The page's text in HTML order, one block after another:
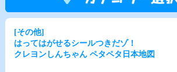
[その他]
はってはがせるシールつきだゾ！
クレヨンしんちゃん ペタペタ日本地図